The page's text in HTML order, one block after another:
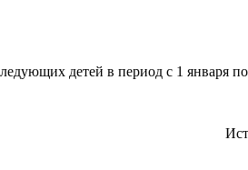
детей в период с 1 января